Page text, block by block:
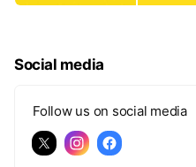
Social media
Follow us on social media